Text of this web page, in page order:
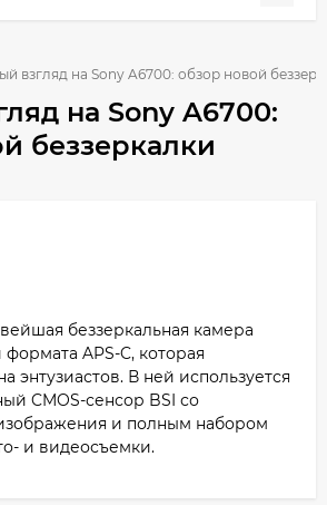
взгляд на Sony A6700: обзор новой
на Sony A6700:
беззеркалки
беззеркальная камера
APS-C, которая
энтузиастов. В ней используется
CMOS-сенсор BSI со
и полным набором
и видеосъемки.